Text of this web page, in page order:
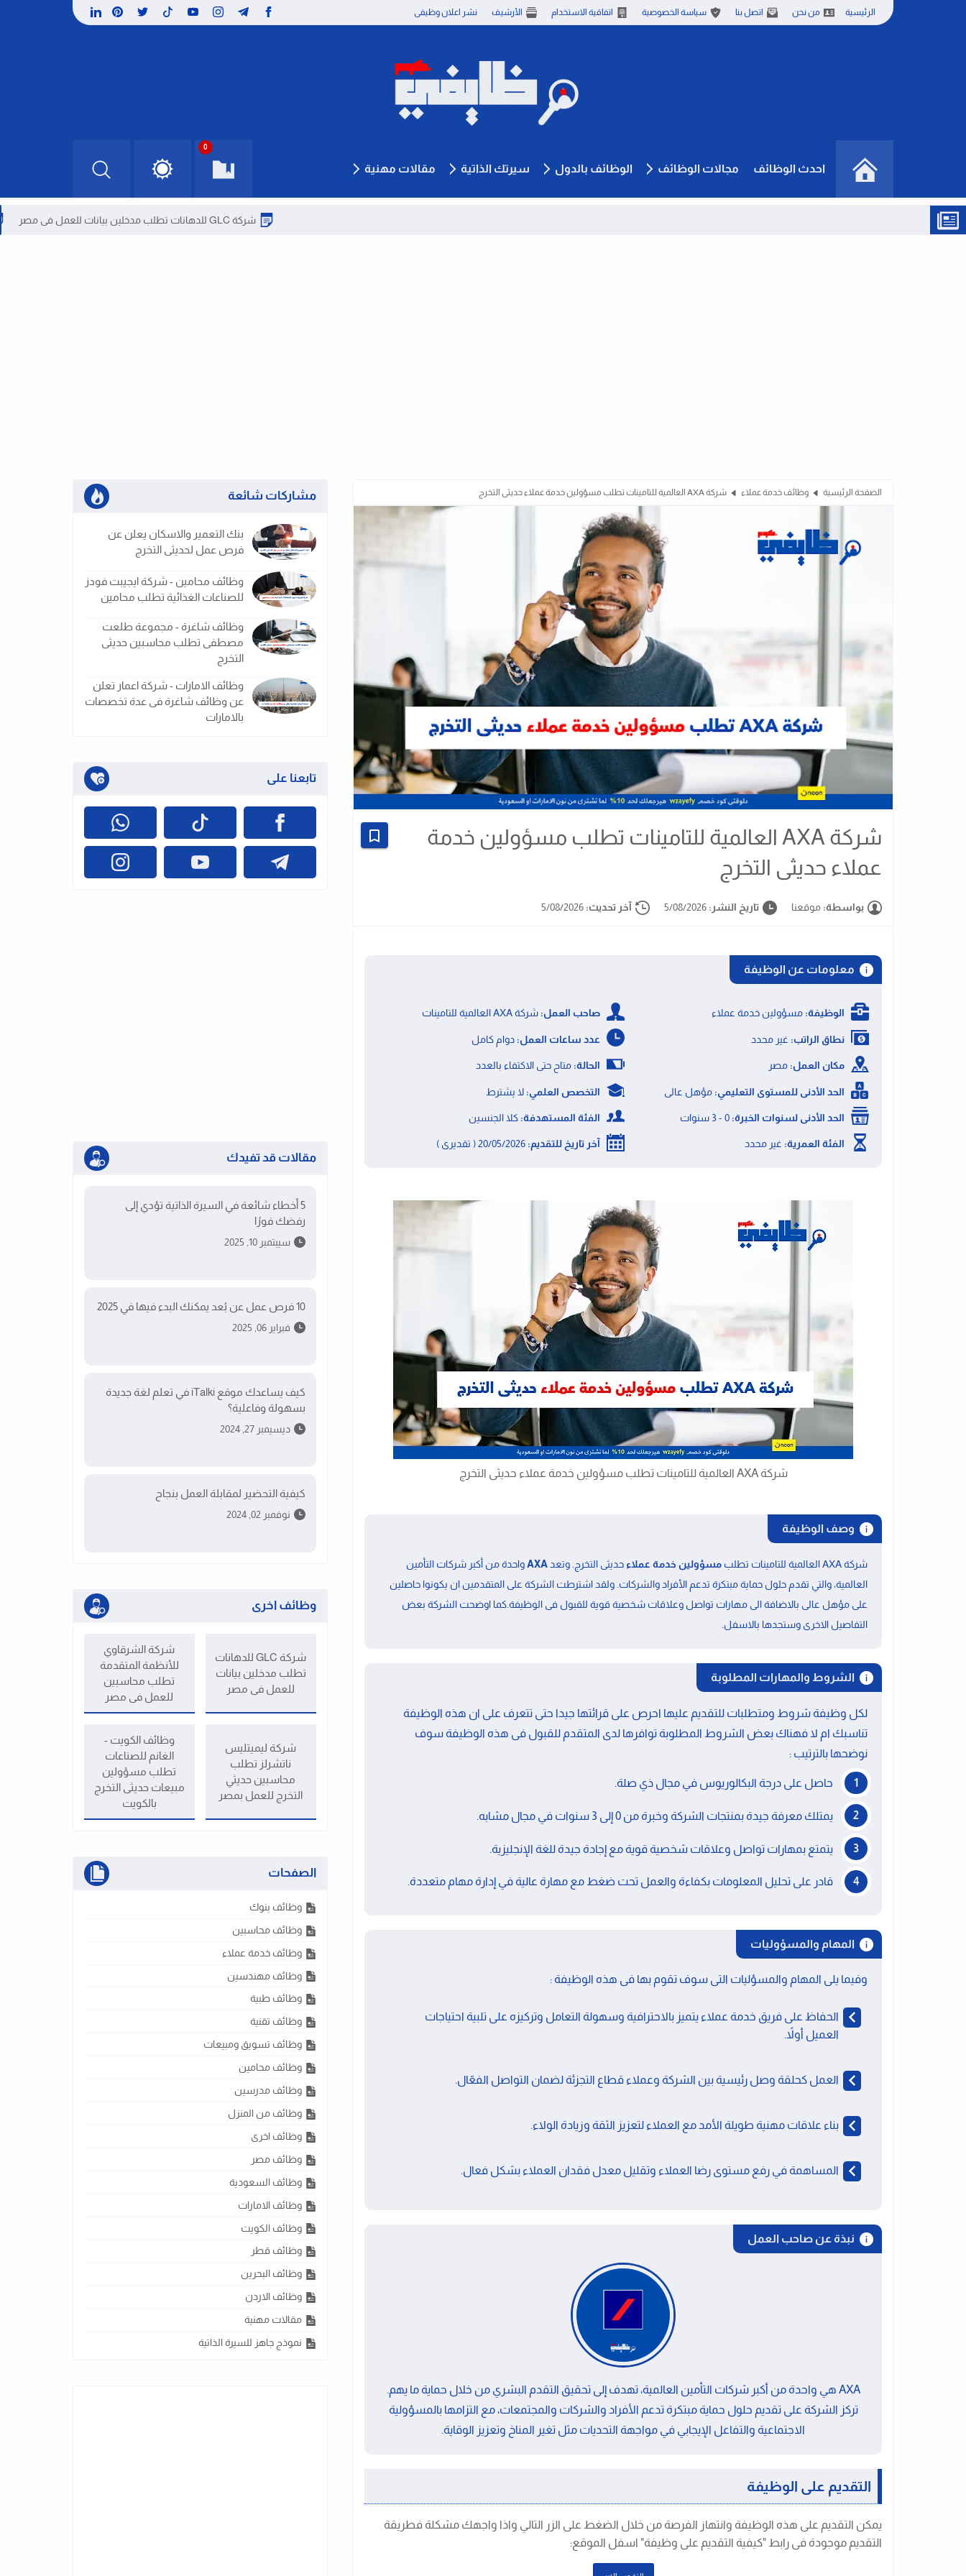
الرئيسية من نحن اتصل بنا سياسة الخصوصية اتفاقية الاستخدام الأرشيف نشر اعلان وظيفى
احدث الوظائف مجالات الوظائف الوظائف بالدول سيرتك الذاتية مقالات مهنية
0
شركة
الصفحة الرئيسية وظائف خدمة عملاء شركة AXA العالمية للتامينات تطلب مسؤولين خدمة عملاء حديثى التخرج
شركة AXA العالمية للتامينات تطلب مسؤولين خدمة
عملاء حديثى التخرج
بواسطة: موقعنا تاريخ النشر: 5/08/2026 آخر تحديث: 5/08/2026
معلومات عن الوظيفة
الوظيفة: مسؤولين خدمة عملاء صاحب العمل: شركة AXA العالمية للتامينات
نطاق الراتب: غير محدد عدد ساعات العمل: دوام كامل
مكان العمل: مصر الحالة: متاح حتى الاكتفاء بالعدد
الحد الأدنى للمستوى التعليمي: مؤهل عالى التخصص العلمي: لا يشترط
الحد الأدنى لسنوات الخبرة: الفئة المستهدفة: كلا الجنسين
الفئة العمرية: غير محدد آخر تاريخ للتقديم:
شركة AXA العالمية للتامينات تطلب مسؤولين خدمة عملاء حديثى التخرج
وصف الوظيفة
شركة AXA العالمية للتامينات تطلب مسؤولين خدمة عملاء حديثى التخرج. وتعدAXAواحدة من أكبر شركات التأمين
العالمية، والتي تقدم حلول حماية مبتكرة تدعم الأفراد والشركات. ولقد اشترطت الشركة على المتقدمين ان يكونوا حاصلين
على مؤهل عالى بالاضافة الى مهارات تواصل وعلاقات شخصية قويةللقبول فى الوظيفة.كما اوضحت الشركة بعض
التفاصيل الاخرى وستجدها بالاسفل.
الشروط والمهارات المطلوبة
لكل وظيفة شروط ومتطلبات للتقديم عليها احرص على قرائتها جيدا حتى تتعرف على ان هذه الوظيفة
تناسبك ام لا فهناك بعض الشروط المطلوبة توافرها لدى المتقدم للقبول فى هذه الوظيفة سوف
نوضحها بالترتيب :
حاصل على درجة البكالوريوس في مجال ذي صلة.
يمتلك معرفة جيدة بمنتجات الشركة وخبرة من 0 إلى 3 سنوات في مجال مشابه.
يتمتع بمهارات تواصل وعلاقات شخصية قوية مع إجادة جيدة للغة الإنجليزية.
قادر على تحليل المعلومات بكفاءة والعمل تحت ضغط مع مهارة عالية في إدارة مهام متعددة.
المهام والمسؤوليات
وفيما يلى المهام والمسؤليات التى سوف تقوم بها فى هذه الوظيفة :
الحفاظ على فريق خدمة عملاء يتميز بالاحترافية وسهولة التعامل وتركيزه على تلبية احتياجات
العميل أولاً.
العمل كحلقة وصل رئيسية بين الشركة وعملاء قطاع التجزئة لضمان التواصل الفعّال.
بناء علاقات مهنية طويلة الأمد مع العملاء لتعزيز الثقة وزيادة الولاء.
المساهمة في رفع مستوى رضا العملاء وتقليل معدل فقدان العملاء بشكل فعال.
نبذة عن صاحب العمل
AXA هي واحدة من أكبر شركات التأمين العالمية، تهدف إلى تحقيق التقدم البشري من خلال حماية ما يهم.
تركز الشركة على تقديم حلول حماية مبتكرة تدعم الأفراد والشركات والمجتمعات، مع التزامها بالمسؤولية
الاجتماعية والتفاعل الإيجابي في مواجهة التحديات مثل تغير المناخ وتعزيز الوقاية.
التقديم على الوظيفة
يمكن التقديم على هذه الوظيفة وانتهاز الفرصة من خلال الضغط على الزر التالي واذا واجهك مشكلة فطريقة
التقديم موجودة فى رابط "كيفية التقديم على وظيفة" اسفل الموقع:
مشاركات شائعة
بنك التعمير والاسكان يعلن عن
فرص عمل لحديثى التخرج
وظائف محامين - شركة ايجيبت فودز
للصناعات الغذائية تطلب محامين
وظائف شاغرة - مجموعة طلعت
مصطفى تطلب محاسبين حديثى
التخرج
وظائف الامارات - شركة اعمار تعلن
عن وظائف شاغرة فى عدة تخصصات
بالامارات
تابعنا على
مقالات قد تفيدك
5 أخطاء شائعة في السيرة الذاتية تؤدي إلى
رفضك فورًا
سيبتمبر 10, 2025
10 فرص عمل عن بُعد يمكنك البدء فيها في 2025
فبراير 06, 2025
كيف يساعدك موقع iTalki في تعلم لغة جديدة
بسهولة وفاعلية؟
ديسيمبر 27, 2024
كيفية التحضير لمقابلة العمل بنجاح
نوفمبر 02, 2024
وظائف اخرى
شركة GLC للدهانات
تطلب مدخلين بيانات
للعمل فى مصر
شركة الشرقاوي
للأنظمة المتقدمة
تطلب محاسبين
للعمل فى مصر
شركة ليميتليس
ناتشرلز تطلب
محاسبين حديثي
التخرج للعمل بمصر
وظائف الكويت -
الغانم للصناعات
تطلب مسؤولين
مبيعات حديثى التخرج
بالكويت
الصفحات
وظائف بنوك
وظائف محاسبين
وظائف خدمة عملاء
وظائف مهندسين
وظائف طبية
وظائف تقنية
وظائف تسويق ومبيعات
وظائف محامين
وظائف مدرسين
وظائف من المنزل
وظائف اخرى
وظائف مصر
وظائف السعودية
وظائف الامارات
وظائف الكويت
وظائف قطر
وظائف البحرين
وظائف الاردن
مقالات مهنية
نموذج جاهز للسيرة الذاتية